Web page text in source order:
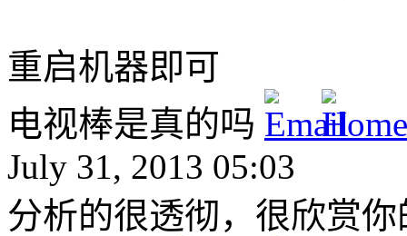
重启机器即可
电视棒是真的吗
July 31, 2013 05:03
分析的很透彻，很欣赏